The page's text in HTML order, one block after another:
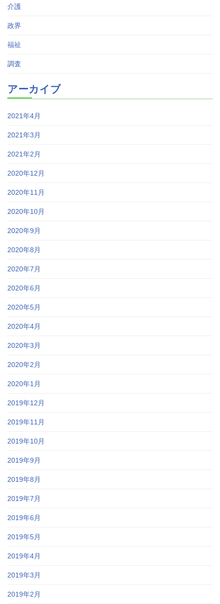
介護
政界
福祉
調査
アーカイブ
2021年4月
2021年3月
2021年2月
2020年12月
2020年11月
2020年10月
2020年9月
2020年8月
2020年7月
2020年6月
2020年5月
2020年4月
2020年3月
2020年2月
2020年1月
2019年12月
2019年11月
2019年10月
2019年9月
2019年8月
2019年7月
2019年6月
2019年5月
2019年4月
2019年3月
2019年2月